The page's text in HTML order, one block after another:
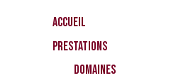
Accueil
Prestations
Domaines